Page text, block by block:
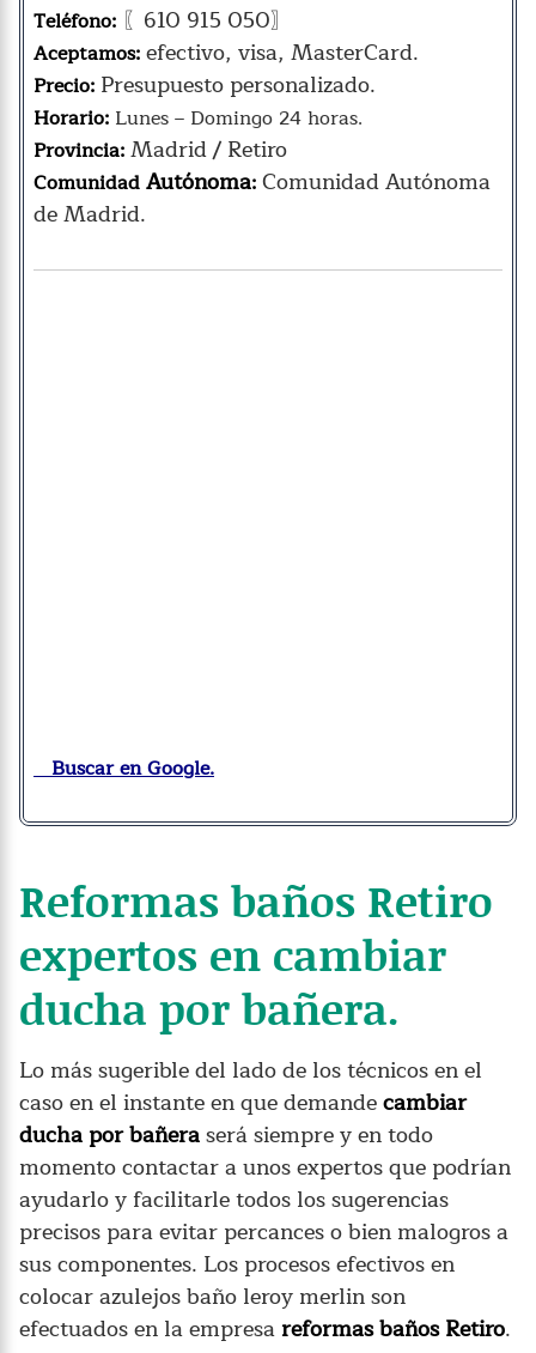
Teléfono: 〖610 915 050〗
Aceptamos:efectivo, visa, MasterCard.
Precio: Presupuesto personalizado.
Horario: Lunes – Domingo 24 horas.
Provincia:Madrid / Retiro
ComunidadAutónoma:Comunidad Autónoma
de Madrid.
Buscar en Google.
Reformas baños Retiro
expertos en cambiar
ducha por bañera.
Lo más sugerible del lado de los técnicos en el
caso en el instante en que demandecambiar
ducha por bañeraserá siempre y en todo
momento contactar a unos expertos que podrían
ayudarlo y facilitarle todos los sugerencias
precisos para evitar percances o bien malogros a
sus componentes. Los procesos efectivos en
colocar azulejos baño leroy merlin son
efectuados en la empresareformas baños Retiro.